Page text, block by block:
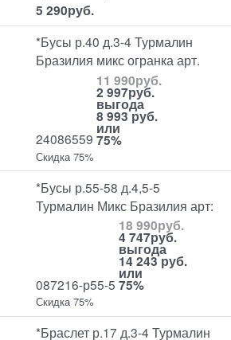
5 290руб.
*Бусы р.40 д.3-4 Турмалин
Бразилия микс огранка арт.
24086559
11 990руб.
2 997руб.
выгода
8 993 руб.
или
75%
Скидка 75%
*Бусы р.55-58 д.4,5-5
Турмалин Микс Бразилия арт:
087216-р55-5
18 990руб.
4 747руб.
выгода
14 243 руб.
или
75%
Скидка 75%
*Браслет р.17 д.3-4 Турмалин